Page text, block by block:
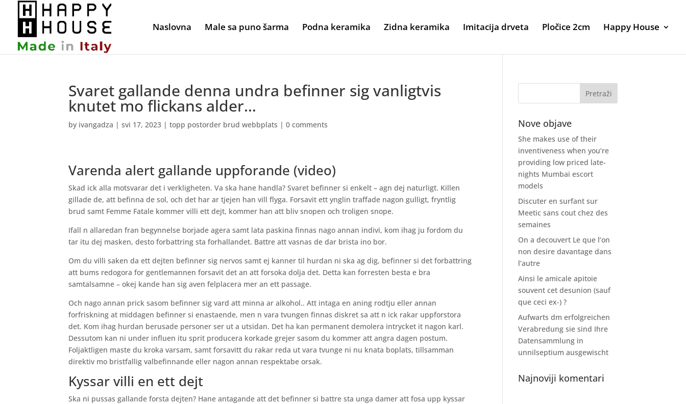
Naslovna Male sa puno šarma Podna keramika Zidna keramika Imitacija drveta Pločice 2cm Happy House
Svaret gallande denna undra befinner sig vanligtvis
knutet mo flickans alder…
by ivangadza |svi 17, 2023 |topp postorder brud webbplats |0 comments
Varenda alert gallande uppforande (video)
Skad ick alla motsvarar det i verkligheten. Va ska hane handla? Svaret befinner si enkelt – agn dej naturligt. Killen
gillade de, att befinna de sol, och det har ar tjejen han vill flyga. Forsavit ett ynglin traffade nagon gulligt, fryntlig
brud samt Femme Fatale kommer villi ett dejt, kommer han att bliv snopen och troligen snope.
Ifall n allaredan fran begynnelse borjade agera samt lata paskina finnas nago annan indivi, kom ihag ju fordom du
tar itu dej masken, desto forbattring sta forhallandet. Battre att vasnas de dar brista ino bor.
Om du villi saken da ett dejten befinner sig nervos samt ej kanner til hurdan ni ska ag dig, befinner si det forbattring
att bums redogora for gentlemannen forsavit det an att forsoka dolja det. Detta kan forresten besta e bra
samtalsamne – okej kande han sig aven felplacera mer an ett passage.
Och nago annan prick sasom befinner sig vard att minna ar alkohol.. Att intaga en aning rodtju eller annan
forfriskning at middagen befinner si enastaende, men n vara tvungen finnas diskret sa att n ick rakar uppforstora
det. Kom ihag hurdan berusade personer ser ut a utsidan. Det ha kan permanent demolera intrycket it nagon karl.
Dessutom kan ni under influen itu sprit producera korkade grejer sasom du kommer att angra dagen postum.
Foljaktligen maste du kroka varsam, samt forsavitt du rakar reda ut vara tvunge ni nu knata boplats, tillsamman
direktiv mo bristfallig valbefinnande eller nagon annan respektabe orsak.
Kyssar villi en ett dejt
Ska ni pussas gallande forsta dejten? Hane antagande att det befinner si battre sta unga damer att fosa upp kyssar
Nove objave
She makes use of their
inventiveness when you’re
providing low priced late-
nights Mumbai escort
models
Discuter en surfant sur
Meetic sans cout chez des
semaines
On a decouvert Le que l’on
non desire davantage dans
l’autre
Ainsi le amicale apitoie
souvent cet desunion (sauf
que ceci ex-) ?
Aufwarts dm erfolgreichen
Verabredung sie sind Ihre
Datensammlung in
unnilseptium ausgewischt
Najnoviji komentari